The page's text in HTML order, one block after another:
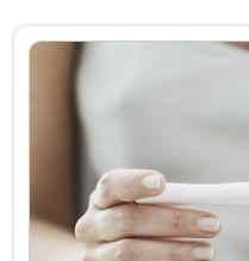
Febrero
2024
2023
2022